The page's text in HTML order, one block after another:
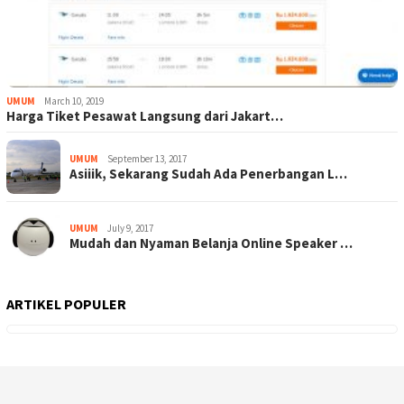
UMUM March 10, 2019
Harga Tiket Pesawat Langsung dari Jakart…
UMUM September 13, 2017
Asiiik, Sekarang Sudah Ada Penerbangan L…
UMUM July 9, 2017
Mudah dan Nyaman Belanja Online Speaker …
ARTIKEL POPULER